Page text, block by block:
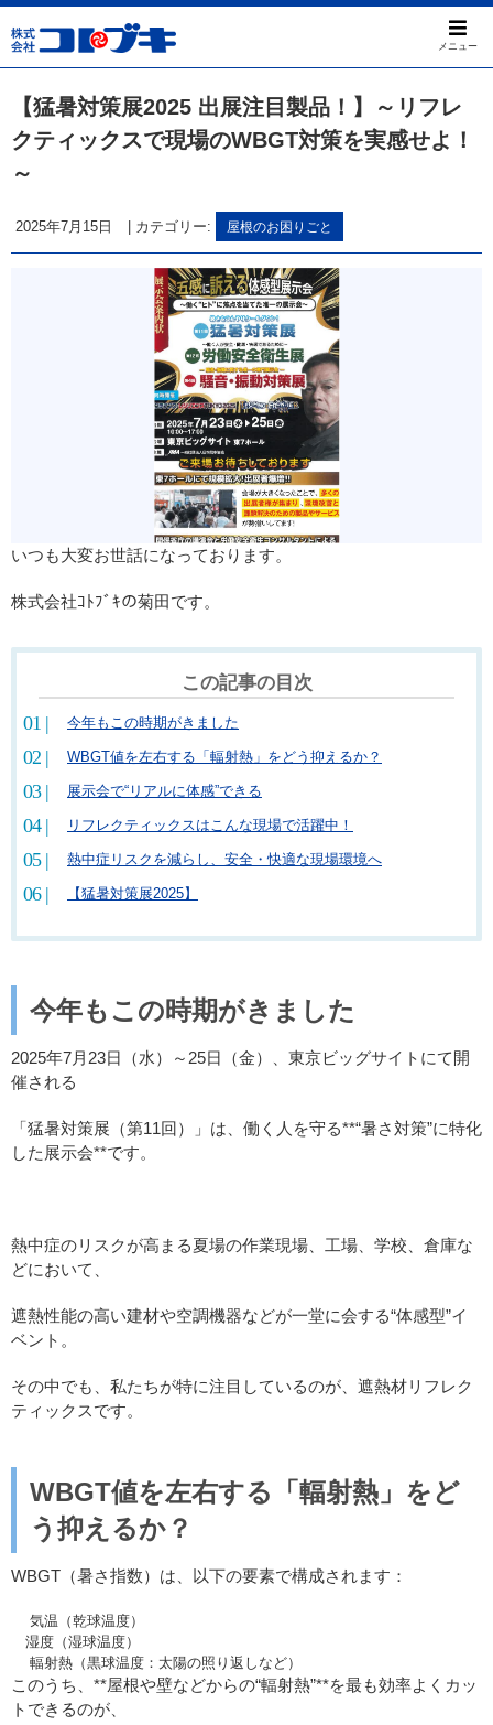
メニュー
【猛暑対策展2025 出展注目製品！】～リフレ
クティックスで現場のWBGT対策を実感せよ！
～
2025年7月15日 カテゴリー: 屋根のお困りごと
いつも大変お世話になっております。
株式会社ｺﾄﾌﾞｷの菊田です。
この記事の目次
今年もこの時期がきました
WBGT値を左右する「輻射熱」をどう抑えるか？
展示会で“リアルに体感”できる
リフレクティックスはこんな現場で活躍中！
熱中症リスクを減らし、安全・快適な現場環境へ
【猛暑対策展2025】
今年もこの時期がきました
2025年7月23日（水）～25日（金）、東京ビッグサイトにて開
催される
「猛暑対策展（第11回）」は、働く人を守る**“暑さ対策”に特化
した展示会**です。
熱中症のリスクが高まる夏場の作業現場、工場、学校、倉庫な
どにおいて、
遮熱性能の高い建材や空調機器などが一堂に会する“体感型”イ
ベント。
その中でも、私たちが特に注目しているのが、遮熱材リフレク
ティックスです。
WBGT値を左右する「輻射熱」をど
う抑えるか？
WBGT（暑さ指数）は、以下の要素で構成されます：
気温（乾球温度）
湿度（湿球温度）
輻射熱（黒球温度：太陽の照り返しなど）
このうち、**屋根や壁などからの“輻射熱”**を最も効率よくカッ
トできるのが、